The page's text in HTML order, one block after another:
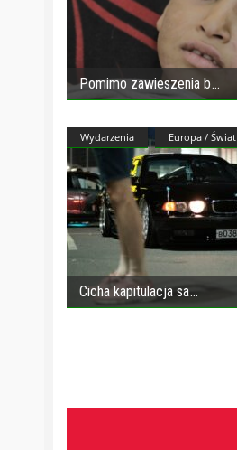
Pomimo zawieszenia b
Wydarzenia Europa / Świat
Cicha kapitulacja sa